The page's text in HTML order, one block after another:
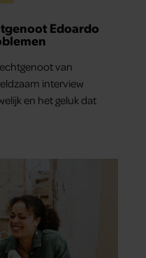
Edoardo
van
interview
en het geluk dat